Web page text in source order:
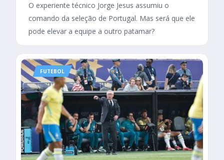
O experiente técnico Jorge Jesus assumiu o
comando da seleção de Portugal. Mas será que ele
pode elevar a equipe a outro patamar?
FUTEBOL